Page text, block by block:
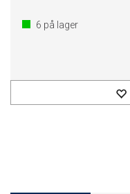
6 på lager